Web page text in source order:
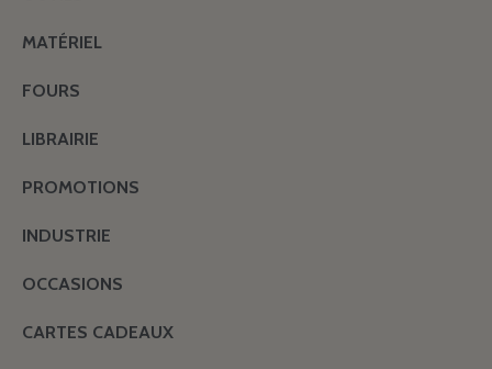
MATÉRIEL
FOURS
LIBRAIRIE
PROMOTIONS
INDUSTRIE
OCCASIONS
CARTES CADEAUX